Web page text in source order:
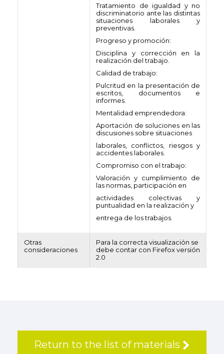
Tratamiento de igualdad y no
discriminatorio ante las distintas
situaciones laborales y
preventivas.
Progreso y promoción:
Disciplina y corrección en la
realización del trabajo.
Calidad de trabajo:
Pulcritud en la presentación de
escritos, documentos e
informes.
Mentalidad emprendedora:
Aportación de soluciones en las
discusiones sobre situaciones
laborales, conflictos, riesgos y
accidentes laborales.
Compromiso con el trabajo:
Valoración y cumplimiento de
las normas, participación en
actividades colectivas y
puntualidad en la realización y
entrega de los trabajos.
Otras
consideraciones
Para la correcta visualización se
debe contar con Firefox versión
2.0
Return to the list of materials